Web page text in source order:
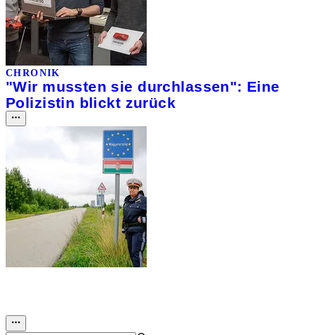
CHRONIK
"Wir mussten sie durchlassen": Eine
Polizistin blickt zurück